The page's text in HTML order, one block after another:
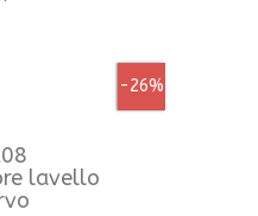
-26%
lavello